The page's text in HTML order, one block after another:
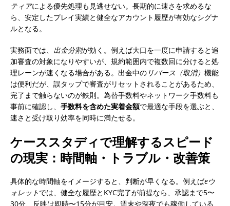
ティアによる優先処理も見逃せない。長期的に速さを求めるな
ら、安定したプレイ実績と健全なアカウント履歴が有効なシグナ
ルとなる。
実務面では、 出金分割が効く。例えば大口を一度に申請すると追
加審査の対象になりやすいが、規約範囲内で複数回に分けると処
理レーンが速くなる場合がある。出金中の リバース（取消） 機能
は便利だが、誤タップで審査がリセットされることがあるため、
完了まで触らないのが鉄則。為替手数料やネットワーク手数料も
事前に確認し、 手数料を含めた実着金額で最適な手段を選ぶと、
速さと受け取り効率を同時に満たせる。
ケーススタディで理解するスピード
の現実：時間軸・トラブル・改善策
具体的な時間軸をイメージすると、判断が早くなる。例えばeウ
ォレットでは、健全な履歴とKYC完了が前提なら、承認まで5〜
30分、反映は即時〜15分が目安。週末や深夜でも稼働している